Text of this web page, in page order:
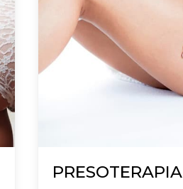
PRESOTERAPIA